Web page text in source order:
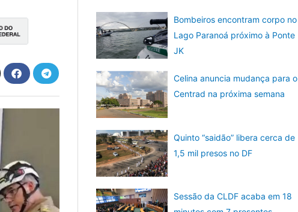
Bombeiros encontram corpo no
Lago Paranoá próximo à Ponte
JK
Celina anuncia mudança para o
Centrad na próxima semana
Quinto “saidão” libera cerca de
1,5 mil presos no DF
Sessão da CLDF acaba em 18